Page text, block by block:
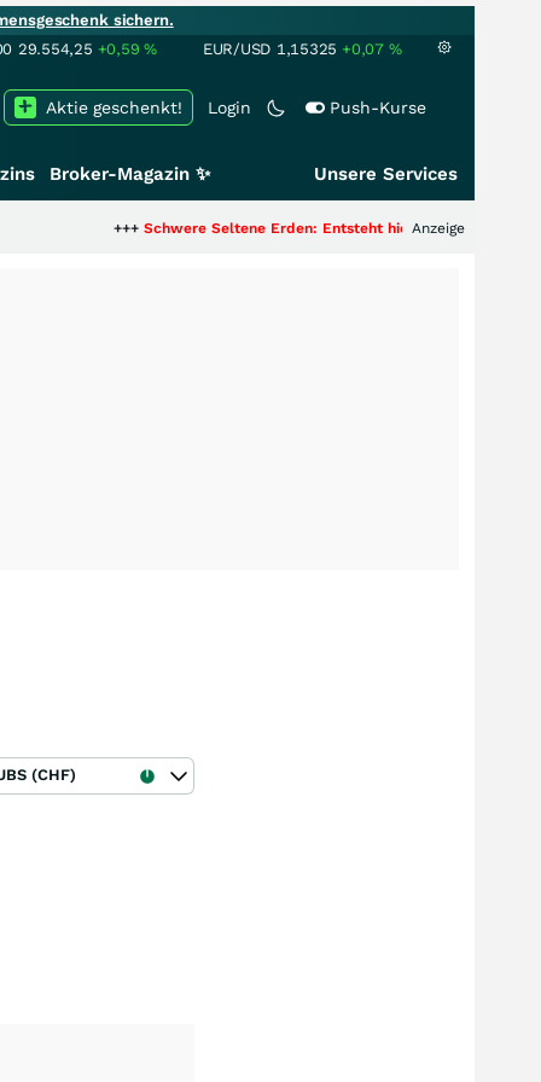
sichern.
29.554,25 +0,59% EUR/USD 1,15325 +0,07 %
Login Push-Kurse
Aktie geschenkt!
Broker-Magazin ✨ Unsere Services
Schwere Seltene Erden: Entsteht hier die nächste Milliardenstory?
Anzeige
(CHF)